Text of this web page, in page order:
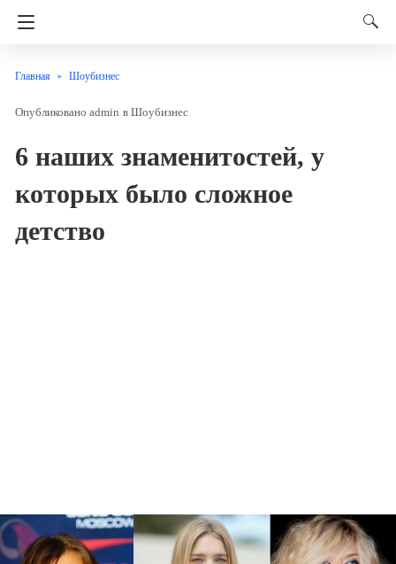
Главная Шоубизнес
admin в Шоубизнес
6 наших знаменитостей, у
которых было сложное
детство